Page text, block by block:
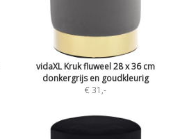
vidaXL Kruk fluweel 28 x 36 cm
donkergrijs en goudkleurig
€ 31 ,-